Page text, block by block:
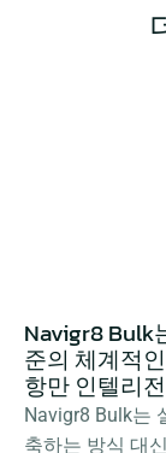
Navigr8 Bulk
준의 체계적
항만 인텔리
Navigr8 Bulk는
축하는 방식 대